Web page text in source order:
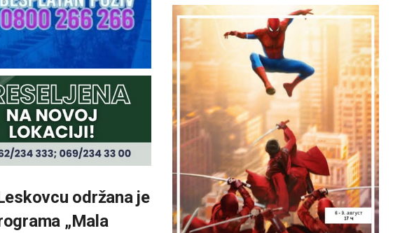
održana je
„Mala